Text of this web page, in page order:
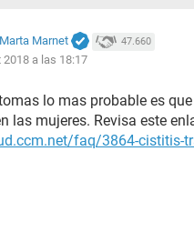
Marnet 47.660
2018 a las 18:17
lo mas probable es
las mujeres. Revisa este
faq/3864-cistitis-